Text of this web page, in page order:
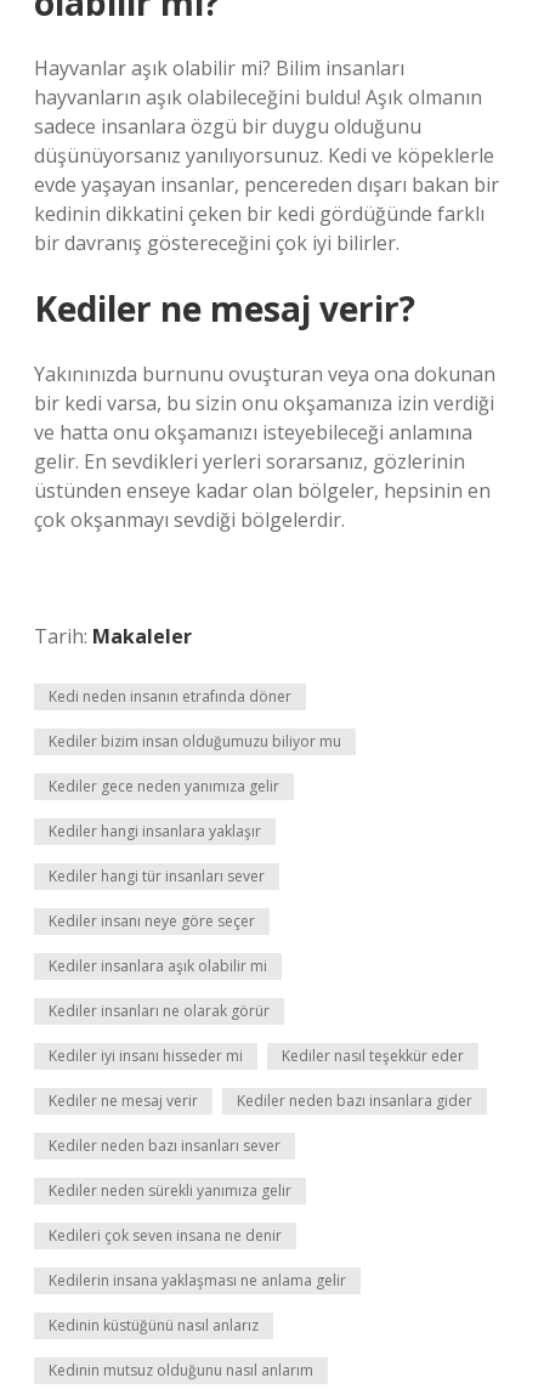
Hayvanlar aşık olabilir mi? Bilim insanları
hayvanların aşık olabileceğini buldu! Aşık olmanın
sadece insanlara özgü bir duygu olduğunu
düşünüyorsanız yanılıyorsunuz. Kedi ve köpeklerle
evde yaşayan insanlar, pencereden dışarı bakan bir
kedinin dikkatini çeken bir kedi gördüğünde farklı
bir davranış göstereceğini çok iyi bilirler.
Kediler ne mesaj verir?
Yakınınızda burnunu ovuşturan veya ona dokunan
bir kedi varsa, bu sizin onu okşamanıza izin verdiği
ve hatta onu okşamanızı isteyebileceği anlamına
gelir. En sevdikleri yerleri sorarsanız, gözlerinin
üstünden enseye kadar olan bölgeler, hepsinin en
çok okşanmayı sevdiği bölgelerdir.
Tarih: Makaleler
Kedi neden insanın etrafında döner
Kediler bizim insan olduğumuzu biliyor mu
Kediler gece neden yanımıza gelir
Kediler hangi insanlara yaklaşır
Kediler hangi tür insanları sever
Kediler insanı neye göre seçer
Kediler insanlara aşık olabilir mi
Kediler insanları ne olarak görür
Kediler iyi insanı hisseder mi Kediler nasıl teşekkür eder
Kediler ne mesaj verir Kediler neden bazı insanlara gider
Kediler neden bazı insanları sever
Kediler neden sürekli yanımıza gelir
Kedileri çok seven insana ne denir
Kedilerin insana yaklaşması ne anlama gelir
Kedinin küstüğünü nasıl anlarız
Kedinin mutsuz olduğunu nasıl anlarım